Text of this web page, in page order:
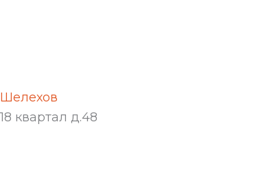
Шелехов
18 квартал д.48